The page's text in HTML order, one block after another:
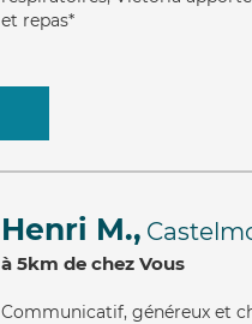
et repas*
Henri M.,
à 5km de chez Vous
Communicatif, généreux et